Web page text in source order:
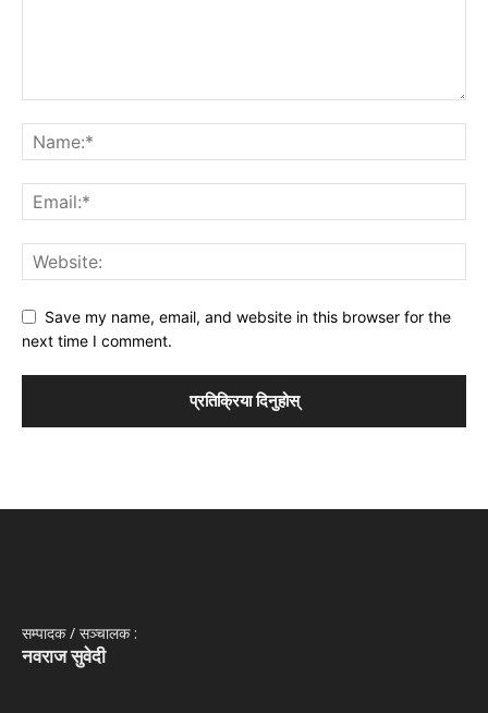
Save my name, email, and website in this browser for the
next time I comment.
सम्पादक / सञ्‍चालक :
नवराज सुवेदी